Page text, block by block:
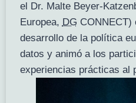
el Dr. Malte Beyer-
Europea, DG CONNECT)
desarrollo de la política
datos y animó a los
experiencias prácticas al